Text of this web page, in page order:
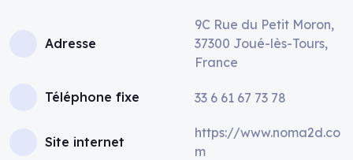
Adresse
9C Rue du Petit Moron,
37300 Joué-lès-Tours,
France
Téléphone fixe 33 6 61 67 73 78
Site internet
https://www.noma2d.co
m